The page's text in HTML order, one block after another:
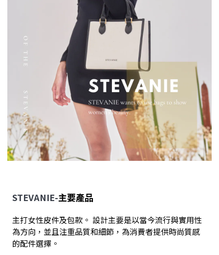
STEVANIE-主要產品
主打女性皮件及包款。 設計主要是以當今流行與實用性
為方向，並且注重品質和細節，為消費者提供時尚質感
的配件選擇。